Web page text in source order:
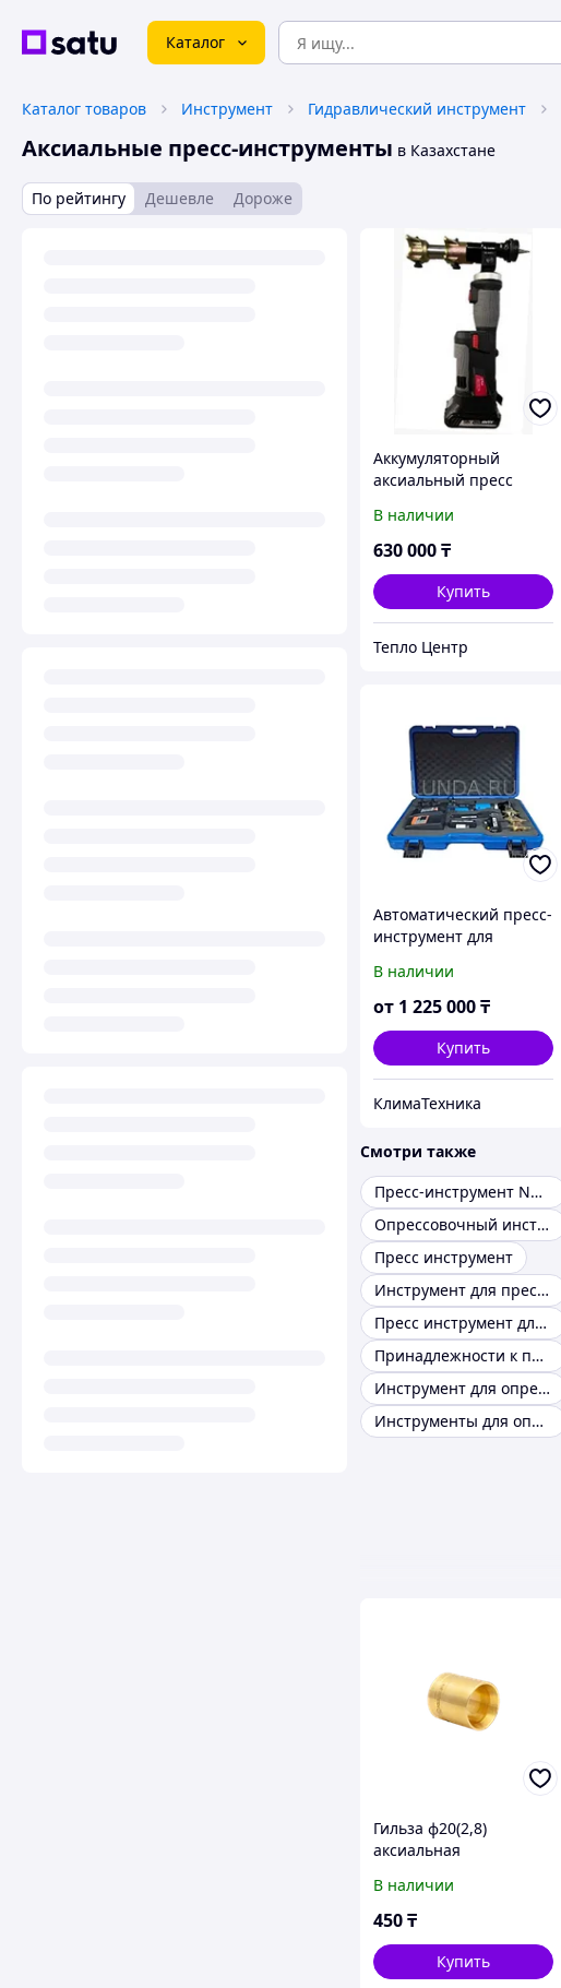
Каталог
Каталог товаров Инструмент Гидравлический инструмент
Аксиальные пресс-инструменты в Казахстане
По рейтингу Дешевле Дороже
Аккумуляторный
аксиальный пресс
1240PE
В наличии
630 000₸
Купить
Тепло Центр
Автоматический пресс-
инструмент для
фитингов, РосТурПласт
В наличии
от 1 225 000₸
Купить
КлимаТехника
Смотри также
Пресс-инструмент NOVOPRESS
Опрессовочный инструмент
Пресс инструмент
Инструмент для пресс фитингов
Пресс инструмент для прессов ima
Принадлежности к пресс-инструменту
Инструмент для опрессовки
Инструменты для опрессовки фитингов
Гильза ф20(2,8)
аксиальная
В наличии
450₸
Купить